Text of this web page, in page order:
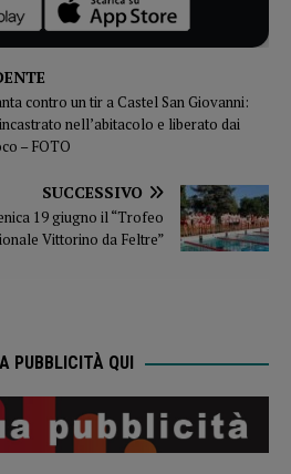
contro un tir a Castel San Giovanni:
nell’abitacolo e liberato dai
– FOTO
SUCCESSIVO
19 giugno il “Trofeo
Vittorino da Feltre”
PUBBLICITÀ QUI